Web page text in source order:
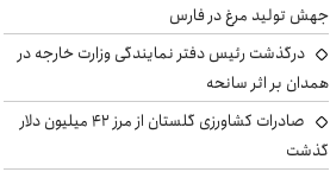
جهش تولید مرغ در فارس
درگذشت رئیس دفتر نمایندگی وزارت خارجه در
همدان بر اثر سانحه
صادرات کشاورزی گلستان از مرز ۴۲ میلیون دلار
گذشت